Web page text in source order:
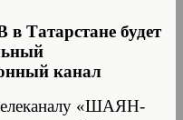
в Татарстане будет
канал
«ШАЯН-